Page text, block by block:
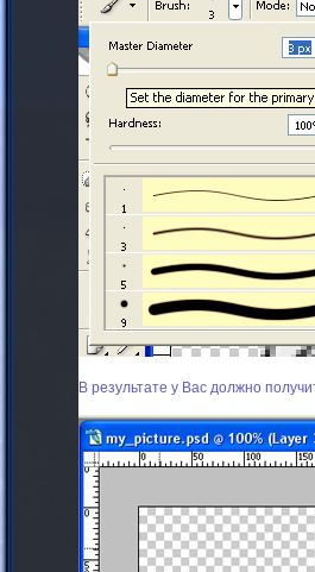
В результате у Вас должно